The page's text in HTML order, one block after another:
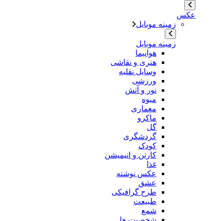
عکس
زمینه موبایل
زمینه موبایل
هواپیما
هنری و نقاشی
وسایل نقلیه
ورزشی
نور و آتش
میوه
معماری
ماکرو
گل
گردشگری
کودک
کارتن و انیمیشن
غذا
عکس نوشته
عشق
طرح گرافیکی
طبیعت
شمع